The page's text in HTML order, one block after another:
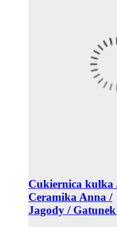
Cukiernica kulka
Ceramika Anna /
Jagody / Gatunek